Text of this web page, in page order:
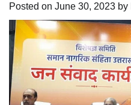
Posted on June 30, 2023 by